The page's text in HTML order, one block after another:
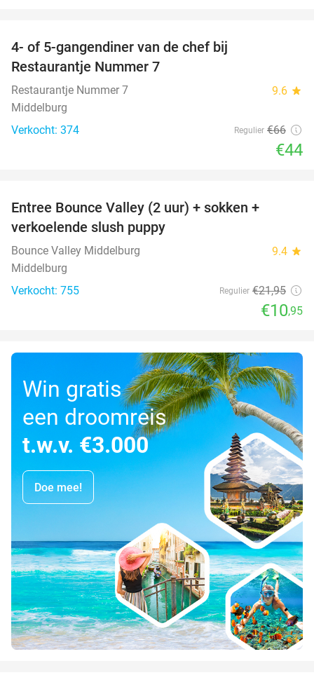
4- of 5-gangendiner van de chef bij
Restaurantje Nummer 7
Restaurantje Nummer 7 9.6 star
Middelburg
Verkocht: 374
Regulier €66
€44
Entree Bounce Valley (2 uur) + sokken +
verkoelende slush puppy
Bounce Valley Middelburg 9.4 star
Middelburg
Verkocht: 755
Regulier €21,95
€10,95
Win gratis
een droomreis
t.w.v. €3.000
Doe mee!